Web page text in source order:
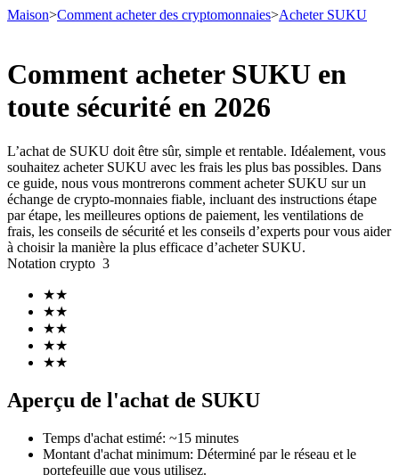
Contrats à terme
Futures utilisant l'USDT comme garantie
Maison>Comment acheter des cryptomonnaies>Acheter SUKU
Comment acheter SUKU en
toute sécurité en 2026
L’achat de SUKU doit être sûr, simple et rentable. Idéalement, vous
souhaitez acheter SUKU avec les frais les plus bas possibles. Dans
ce guide, nous vous montrerons comment acheter SUKU sur un
échange de crypto-monnaies fiable, incluant des instructions étape
par étape, les meilleures options de paiement, les ventilations de
frais, les conseils de sécurité et les conseils d’experts pour vous aider
à choisir la manière la plus efficace d’acheter SUKU.
Notation crypto 3
★★
★★
★★
★★
★★
Aperçu de l'achat de SUKU
Temps d'achat estimé: ~15 minutes
Montant d'achat minimum: Déterminé par le réseau et le
portefeuille que vous utilisez.